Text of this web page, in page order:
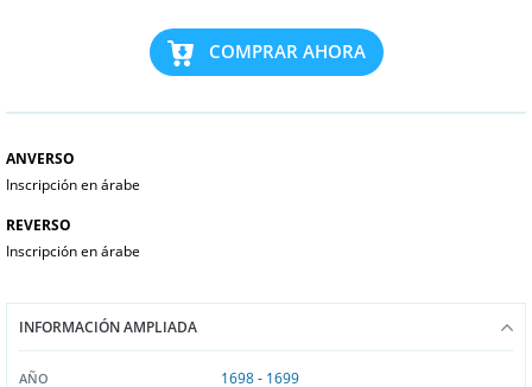
COMPRAR AHORA
ANVERSO
Inscripción en árabe
REVERSO
Inscripción en árabe
INFORMACIÓN AMPLIADA
AÑO 1698- 1699